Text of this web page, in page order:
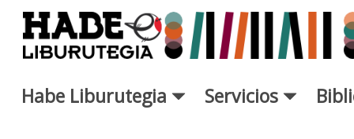
Saltar al contenido principal
Habe Liburutegia Servicios